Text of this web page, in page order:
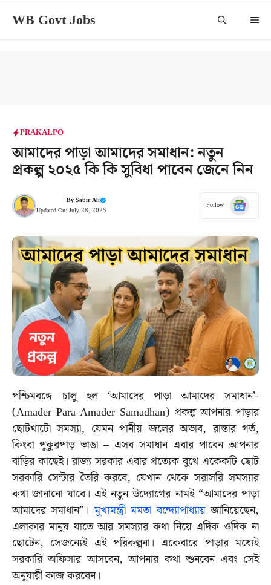
content
WB Govt Jobs
PRAKALPO
আমাদের পাড়া আমাদের সমাধান: নতুন
প্রকল্প ২০২৫ কি কি সুবিধা পাবেন জেনে নিন
BySabir Ali
Updated On:July 28, 2025
Follow
পশ্চিমবঙ্গে চালু হল ‘আমাদের পাড়া আমাদের সমাধান’-
(Amader Para Amader Samadhan) প্রকল্প আপনার পাড়ার
ছোটখাটো সমস্যা, যেমন পানীয় জলের অভাব, রাস্তার গর্ত,
কিংবা পুকুরপাড় ভাঙা – এসব সমাধান এবার পাবেন আপনার
বাড়ির কাছেই। রাজ্য সরকার এবার প্রত্যেক বুথে একেকটি ছোট
সরকারি সেন্টার তৈরি করবে, যেখান থেকে সরাসরি সমস্যার
কথা জানানো যাবে। এই নতুন উদ্যোগের নামই “আমাদের পাড়া
আমাদের সমাধান”।মুখ্যমন্ত্রী মমতা বন্দ্যোপাধ্যায়জানিয়েছেন,
এলাকার মানুষ যাতে আর সমস্যার কথা নিয়ে এদিক ওদিক না
ছোটেন, সেজন্যেই এই পরিকল্পনা। একেবারে পাড়ার মধ্যেই
সরকারি অফিসার আসবেন, আপনার কথা শুনবেন এবং সেই
অনুযায়ী কাজ করবেন।